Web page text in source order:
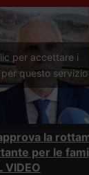
per accettare i
questo servizio
la
per le
VIDEO